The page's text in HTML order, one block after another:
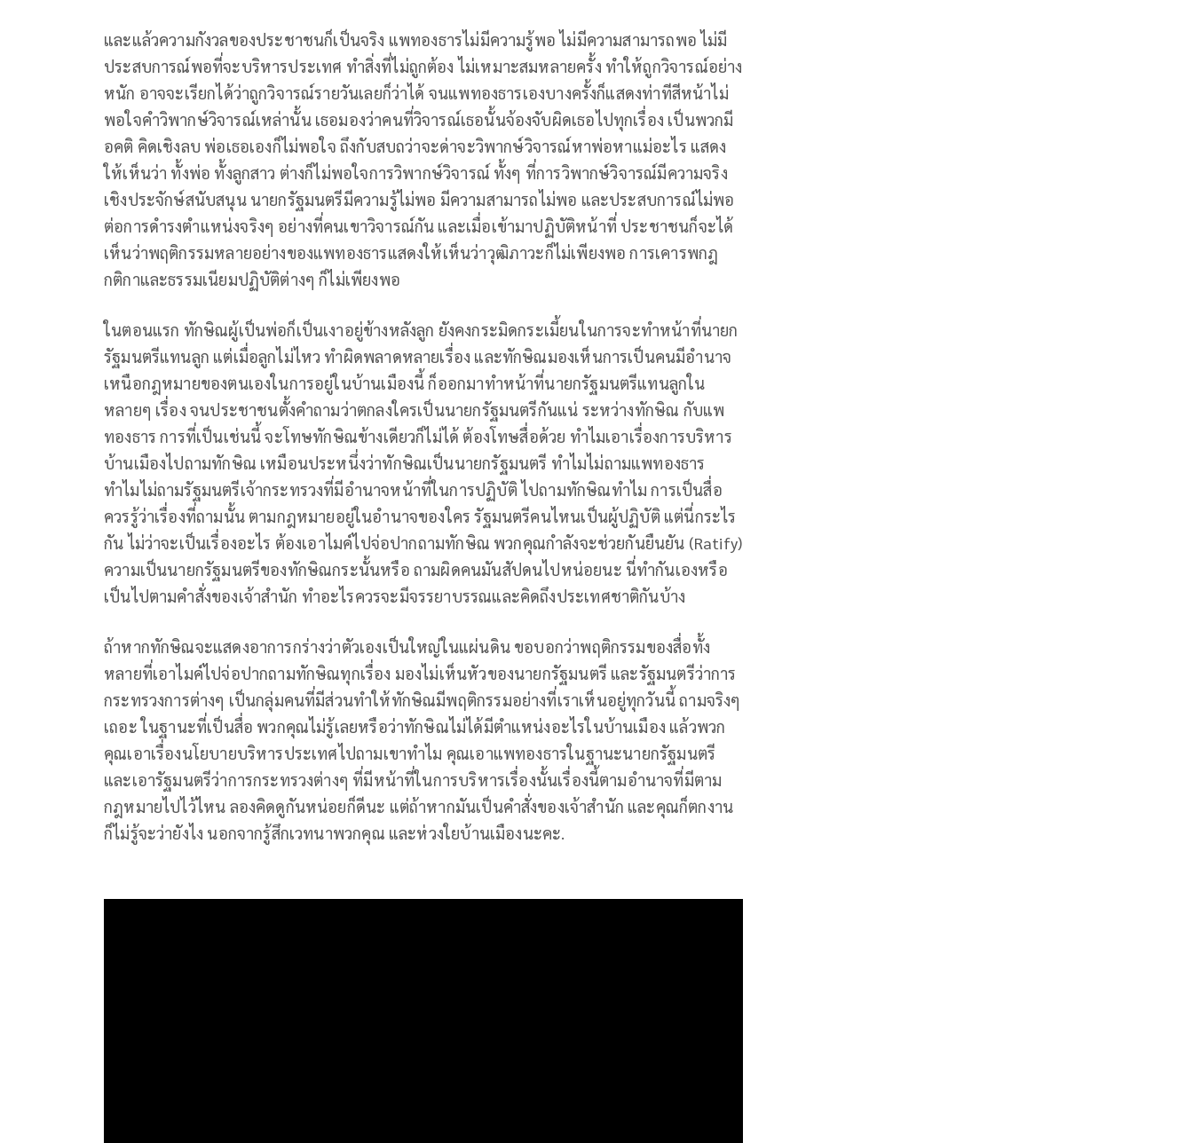
และแล้วความกังวลของประชาชนก็เป็นจริง แพทองธารไม่มีความรู้พอ ไม่มีความสามารถพอ ไม่มี
ประสบการณ์พอที่จะบริหารประเทศ ทำสิ่งที่ไม่ถูกต้อง ไม่เหมาะสมหลายครั้ง ทำให้ถูกวิจารณ์อย่าง
หนัก อาจจะเรียกได้ว่าถูกวิจารณ์รายวันเลยก็ว่าได้ จนแพทองธารเองบางครั้งก็แสดงท่าทีสีหน้าไม่
พอใจคำวิพากษ์วิจารณ์เหล่านั้น เธอมองว่าคนที่วิจารณ์เธอนั้นจ้องจับผิดเธอไปทุกเรื่อง เป็นพวกมี
อคติ คิดเชิงลบ พ่อเธอเองก็ไม่พอใจ ถึงกับสบถว่าจะด่าจะวิพากษ์วิจารณ์หาพ่อหาแม่อะไร แสดง
ให้เห็นว่า ทั้งพ่อ ทั้งลูกสาว ต่างก็ไม่พอใจการวิพากษ์วิจารณ์ ทั้งๆ ที่การวิพากษ์วิจารณ์มีความจริง
เชิงประจักษ์สนับสนุน นายกรัฐมนตรีมีความรู้ไม่พอ มีความสามารถไม่พอ และประสบการณ์ไม่พอ
ต่อการดำรงตำแหน่งจริงๆ อย่างที่คนเขาวิจารณ์กัน และเมื่อเข้ามาปฏิบัติหน้าที่ ประชาชนก็จะได้
เห็นว่าพฤติกรรมหลายอย่างของแพทองธารแสดงให้เห็นว่าวุฒิภาวะก็ไม่เพียงพอ การเคารพกฎ
กติกาและธรรมเนียมปฏิบัติต่างๆ ก็ไม่เพียงพอ
ในตอนแรก ทักษิณผู้เป็นพ่อก็เป็นเงาอยู่ข้างหลังลูก ยังคงกระมิดกระเมี้ยนในการจะทำหน้าที่นายก
รัฐมนตรีแทนลูก แต่เมื่อลูกไม่ไหว ทำผิดพลาดหลายเรื่อง และทักษิณมองเห็นการเป็นคนมีอำนาจ
เหนือกฎหมายของตนเองในการอยู่ในบ้านเมืองนี้ ก็ออกมาทำหน้าที่นายกรัฐมนตรีแทนลูกใน
หลายๆ เรื่อง จนประชาชนตั้งคำถามว่าตกลงใครเป็นนายกรัฐมนตรีกันแน่ ระหว่างทักษิณ กับแพ
ทองธาร การที่เป็นเช่นนี้ จะโทษทักษิณข้างเดียวก็ไม่ได้ ต้องโทษสื่อด้วย ทำไมเอาเรื่องการบริหาร
บ้านเมืองไปถามทักษิณ เหมือนประหนึ่งว่าทักษิณเป็นนายกรัฐมนตรี ทำไมไม่ถามแพทองธาร
ทำไมไม่ถามรัฐมนตรีเจ้ากระทรวงที่มีอำนาจหน้าที่ในการปฏิบัติ ไปถามทักษิณทำไม การเป็นสื่อ
ควรรู้ว่าเรื่องที่ถามนั้น ตามกฎหมายอยู่ในอำนาจของใคร รัฐมนตรีคนไหนเป็นผู้ปฏิบัติ แต่นี่กระไร
กัน ไม่ว่าจะเป็นเรื่องอะไร ต้องเอาไมค์ไปจ่อปากถามทักษิณ พวกคุณกำลังจะช่วยกันยืนยัน (Ratify)
ความเป็นนายกรัฐมนตรีของทักษิณกระนั้นหรือ ถามผิดคนมันสัปดนไปหน่อยนะ นี่ทำกันเองหรือ
เป็นไปตามคำสั่งของเจ้าสำนัก ทำอะไรควรจะมีจรรยาบรรณและคิดถึงประเทศชาติกันบ้าง
ถ้าหากทักษิณจะแสดงอาการกร่างว่าตัวเองเป็นใหญ่ในแผ่นดิน ขอบอกว่าพฤติกรรมของสื่อทั้ง
หลายที่เอาไมค์ไปจ่อปากถามทักษิณทุกเรื่อง มองไม่เห็นหัวของนายกรัฐมนตรี และรัฐมนตรีว่าการ
กระทรวงการต่างๆ เป็นกลุ่มคนที่มีส่วนทำให้ทักษิณมีพฤติกรรมอย่างที่เราเห็นอยู่ทุกวันนี้ ถามจริงๆ
เถอะ ในฐานะที่เป็นสื่อ พวกคุณไม่รู้เลยหรือว่าทักษิณไม่ได้มีตำแหน่งอะไรในบ้านเมือง แล้วพวก
คุณเอาเรื่องนโยบายบริหารประเทศไปถามเขาทำไม คุณเอาแพทองธารในฐานะนายกรัฐมนตรี
และเอารัฐมนตรีว่าการกระทรวงต่างๆ ที่มีหน้าที่ในการบริหารเรื่องนั้นเรื่องนี้ตามอำนาจที่มีตาม
กฎหมายไปไว้ไหน ลองคิดดูกันหน่อยก็ดีนะ แต่ถ้าหากมันเป็นคำสั่งของเจ้าสำนัก และคุณก็ตกงาน
ก็ไม่รู้จะว่ายังไง นอกจากรู้สึกเวทนาพวกคุณ และห่วงใยบ้านเมืองนะคะ.